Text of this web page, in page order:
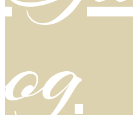
og